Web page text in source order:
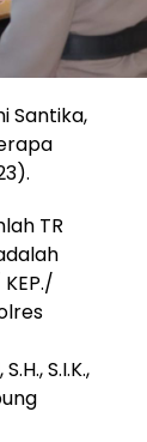
Santika,
TR
S.I.K.,